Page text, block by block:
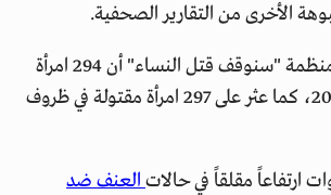
الأخرى من التقارير الصحفية.
وأظهرت إحصاءات منظمة "سنوقف قتل النساء" أن 294 امرأة
قتلهن رجال عام 2025، كما عثر على 297 امرأة مقتولة في ظروف
ارتفاعاً مقلقاً في حالات العنف ضد